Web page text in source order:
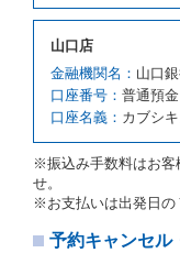
予約申込金を
原因が、当社
第５項の予約
の予約申込金
第６条（免責）
当社及び借受
が締結されな
に定める場合
とします。
山口店
金融機関名： 山口
口座番号： 普通預
口座名義： カブシ
※振込み手数料はお客
せ。
※お支払いは出発日の
予約キャンセル